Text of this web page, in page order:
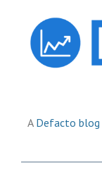
A Defacto blog